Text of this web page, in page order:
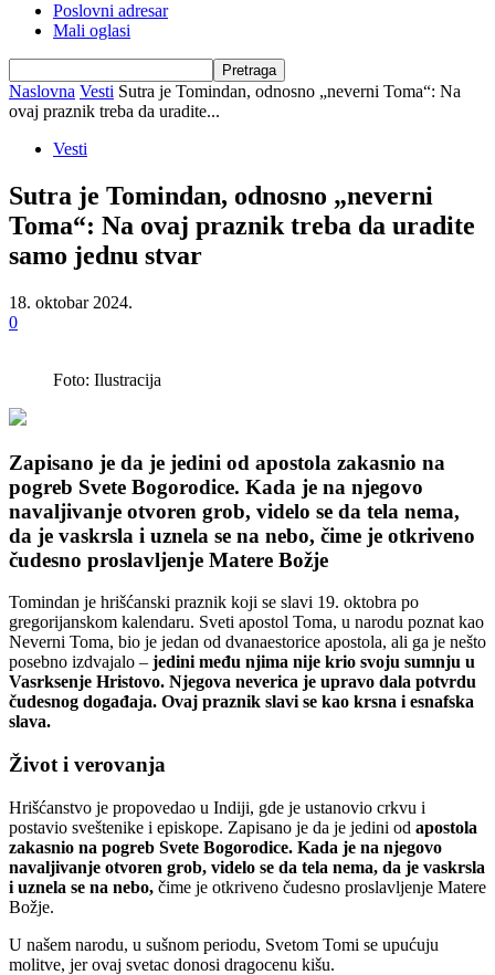
Poslovni adresar
Mali oglasi
Naslovna Vesti Sutra je Tomindan, odnosno „neverni Toma“: Na
ovaj praznik treba da uradite...
Vesti
Sutra je Tomindan, odnosno „neverni
Toma“: Na ovaj praznik treba da uradite
samo jednu stvar
18. oktobar 2024.
0
Foto: Ilustracija
Zapisano je da je jedini od apostola zakasnio na
pogreb Svete Bogorodice. Kada je na njegovo
navaljivanje otvoren grob, videlo se da tela nema,
da je vaskrsla i uznela se na nebo, čime je otkriveno
čudesno proslavljenje Matere Božje
Tomindan je hrišćanski praznik koji se slavi 19. oktobra po
gregorijanskom kalendaru. Sveti apostol Toma, u narodu poznat kao
Neverni Toma, bio je jedan od dvanaestorice apostola, ali ga je nešto
posebno izdvajalo – jedini među njima nije krio svoju sumnju u
Vasrksenje Hristovo. Njegova neverica je upravo dala potvrdu
čudesnog događaja. Ovaj praznik slavi se kao krsna i esnafska
slava.
Život i verovanja
Hrišćanstvo je propovedao u Indiji, gde je ustanovio crkvu i
postavio sveštenike i episkope. Zapisano je da je jedini od apostola
zakasnio na pogreb Svete Bogorodice. Kada je na njegovo
navaljivanje otvoren grob, videlo se da tela nema, da je vaskrsla
i uznela se na nebo, čime je otkriveno čudesno proslavljenje Matere
Božje.
U našem narodu, u sušnom periodu, Svetom Tomi se upućuju
molitve, jer ovaj svetac donosi dragocenu kišu.